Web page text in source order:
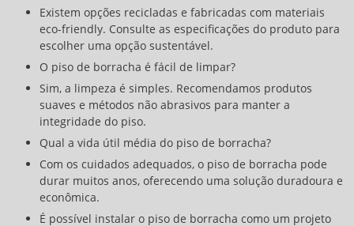
Existem opções recicladas e fabricadas com materiais
eco-friendly. Consulte as especificações do produto para
escolher uma opção sustentável.
O piso de borracha é fácil de limpar?
Sim, a limpeza é simples. Recomendamos produtos
suaves e métodos não abrasivos para manter a
integridade do piso.
Qual a vida útil média do piso de borracha?
Com os cuidados adequados, o piso de borracha pode
durar muitos anos, oferecendo uma solução duradoura e
econômica.
É possível instalar o piso de borracha como um projeto